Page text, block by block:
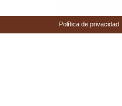
Política de privacidad